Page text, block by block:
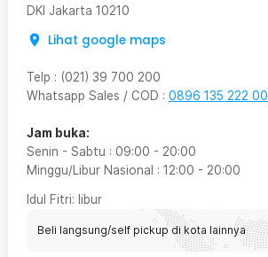
DKI Jakarta 10210
Lihat google maps
Telp : (021) 39 700 200
Whatsapp Sales / COD : 0896 135 222 00
Jam buka:
Senin - Sabtu : 09:00 - 20:00
Minggu/Libur Nasional : 12:00 - 20:00
Idul Fitri: libur
Beli langsung/self pickup di kota lainnya